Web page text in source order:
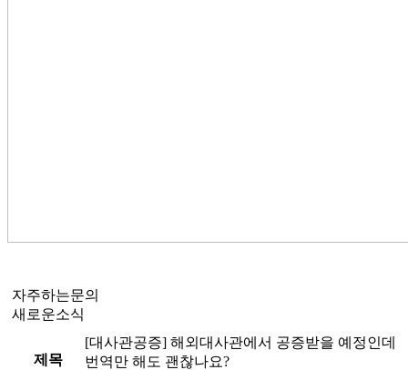
자주하는문의
새로운소식
제목
[대사관공증] 해외대사관에서 공증받을 예정인데
번역만 해도 괜찮나요?